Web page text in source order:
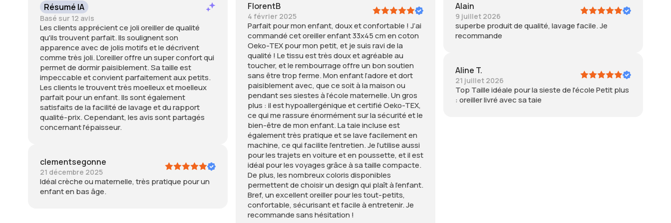
Résumé IA
Basé sur 12 avis
Les clients apprécient ce joli oreiller de qualité
qu'ils trouvent parfait. Ils soulignent son
apparence avec de jolis motifs et le décrivent
comme très joli. L'oreiller offre un super confort qui
permet de dormir paisiblement. Sa taille est
impeccable et convient parfaitement aux petits.
Les clients le trouvent très moelleux et moelleux
parfait pour un enfant. Ils sont également
satisfaits de la facilité de lavage et du rapport
qualité-prix. Cependant, les avis sont partagés
concernant l'épaisseur.
clementsegonne
21 décembre 2025
Idéal crèche ou maternelle, très pratique pour un
enfant en bas âge.
FlorentB
4 février 2025
Parfait pour mon enfant, doux et confortable ! J’ai
commandé cet oreiller enfant 33x45 cm en coton
Oeko-TEX pour mon petit, et je suis ravi de la
qualité ! Le tissu est très doux et agréable au
toucher, et le rembourrage offre un bon soutien
sans être trop ferme. Mon enfant l’adore et dort
paisiblement avec, que ce soit à la maison ou
pendant ses siestes à l’école maternelle. Un gros
plus : il est hypoallergénique et certifié Oeko-TEX,
ce qui me rassure énormément sur la sécurité et le
bien-être de mon enfant. La taie incluse est
également très pratique et se lave facilement en
machine, ce qui facilite l’entretien. Je l’utilise aussi
pour les trajets en voiture et en poussette, et il est
idéal pour les voyages grâce à sa taille compacte.
De plus, les nombreux coloris disponibles
permettent de choisir un design qui plaît à l’enfant.
Bref, un excellent oreiller pour les tout-petits,
confortable, sécurisant et facile à entretenir. Je
recommande sans hésitation !
Alain
9 juillet 2026
superbe produit de qualité, lavage facile. Je
recommande
Aline T.
21 juillet 2026
Top Taille idéale pour la sieste de l'école Petit plus
: oreiller livré avec sa taie